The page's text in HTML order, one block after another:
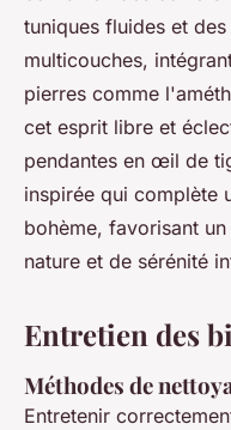
tuniques fluides et
multicouches,
pierres comme
cet esprit libre et
pendantes en œil de
inspirée qui complète
bohème, favorisant
nature et de sérénité
Entretien des
Méthodes de
Entretenir